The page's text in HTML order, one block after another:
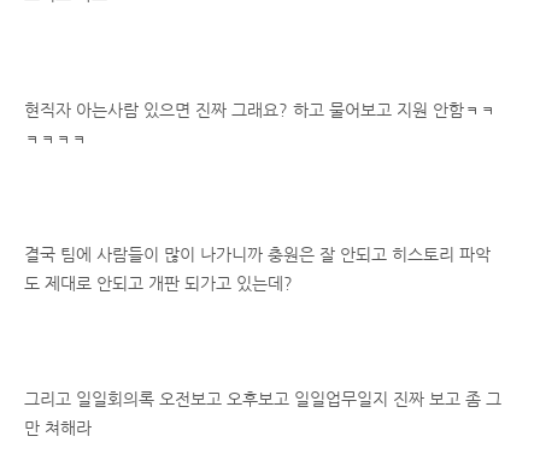
현직자 아는사람 있으면 진짜 그래요? 하고 물어보고 지원 안함ㅋㅋ
ㅋㅋㅋㅋ
결국 팀에 사람들이 많이 나가니까 충원은 잘 안되고 히스토리 파악
도 제대로 안되고 개판 되가고 있는데?
그리고 일일회의록 오전보고 오후보고 일일업무일지 진짜 보고 좀 그
만 쳐해라